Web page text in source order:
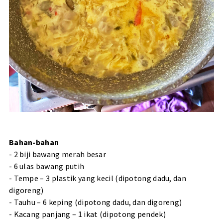
Bahan-bahan
- 2 biji bawang merah besar
- 6 ulas bawang putih
- Tempe – 3 plastik yang kecil (dipotong dadu, dan
digoreng)
- Tauhu – 6 keping (dipotong dadu, dan digoreng)
- Kacang panjang – 1 ikat (dipotong pendek)